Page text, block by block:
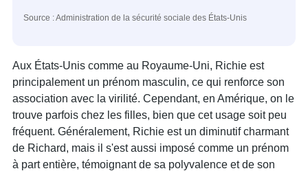
Source : Administration de la sécurité sociale des États-Unis
Aux États-Unis comme au Royaume-Uni, Richie est
principalement un prénom masculin, ce qui renforce son
association avec la virilité. Cependant, en Amérique, on le
trouve parfois chez les filles, bien que cet usage soit peu
fréquent. Généralement, Richie est un diminutif charmant
de Richard, mais il s'est aussi imposé comme un prénom
à part entière, témoignant de sa polyvalence et de son